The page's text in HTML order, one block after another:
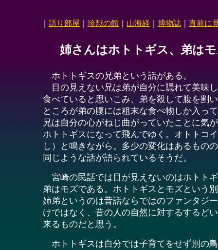
語り部屋 珍獣の館 山海経 博物誌 直前に
姉さんはホトトギス、弟は
ホトトギスの兄弟という話がある。
目の見えない兄は弟が自分に隠れて美味
食べていると思いこみ、弟を殺して腹を割
ところが弟の腹には粗末な食べ物しか入っ
兄は自分の心がねじ曲がっていたことに気
ホトトギスになって飛んでゆく。オトトコ
し）と鳴きながら。多少の変化はあるもの
同じような話が語られているそうだ。
宮崎の民話では目が見えないのはホトト
弟はモズである。ホトトギスとモズという
姉弟というのは昔話ならではのファンタジ
けではなく、昔の人の自然に対するするど
来るものだと思う。
ホトトギスは自分では子育てをせず別の